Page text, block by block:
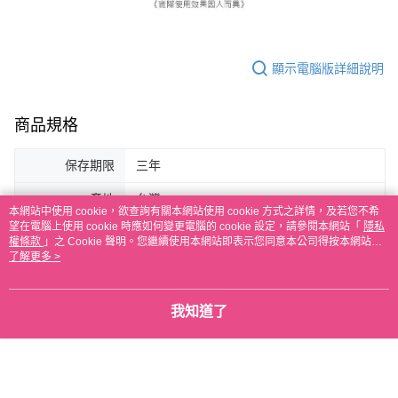
顯示電腦版詳細說明
商品規格
保存期限 三年
產地 台灣
適用膚質
全膚質適用、敏感性肌膚請先在手臂內側肌
本網站中使用 cookie，欲查詢有關本網站使用 cookie 方式之詳情，及若您不希
望在電腦上使用 cookie 時應如何變更電腦的 cookie 設定，請參閱本網站「 隱私
權條款 」之 Cookie 聲明。您繼續使用本網站即表示您同意本公司得按本網站使
用條款之 Cookie 聲明使用 cookie。
了解更多 >
我知道了